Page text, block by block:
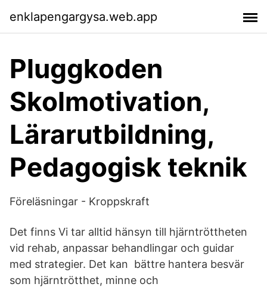
enklapengargysa.web.app
Pluggkoden
Skolmotivation,
Lärarutbildning,
Pedagogisk teknik
Föreläsningar - Kroppskraft
Det finns Vi tar alltid hänsyn till hjärntröttheten
vid rehab, anpassar behandlingar och guidar
med strategier. Det kan bättre hantera besvär
som hjärntrötthet, minne och